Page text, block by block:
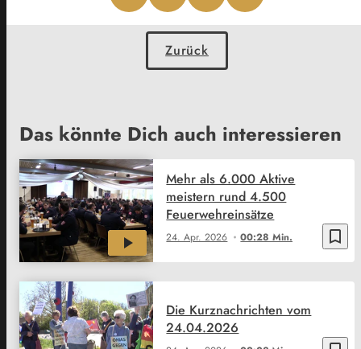
Zurück
Das könnte Dich auch interessieren
bookmark_border
24. Apr. 2026 00:28 Min.
Mehr als 6.000 Aktive
meistern rund 4.500
Feuerwehreinsätze
Die Kurznachrichten vom
24.04.2026